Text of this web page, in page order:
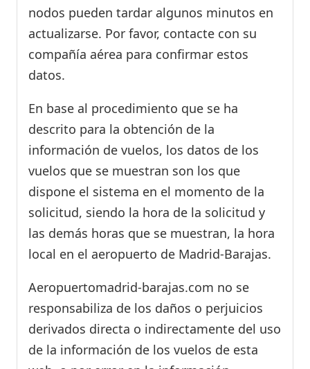
nodos pueden tardar algunos minutos en
actualizarse. Por favor, contacte con su
compañía aérea para confirmar estos
datos.
En base al procedimiento que se ha
descrito para la obtención de la
información de vuelos, los datos de los
vuelos que se muestran son los que
dispone el sistema en el momento de la
solicitud, siendo la hora de la solicitud y
las demás horas que se muestran, la hora
local en el aeropuerto de Madrid-Barajas.
Aeropuertomadrid-barajas.com no se
responsabiliza de los daños o perjuicios
derivados directa o indirectamente del uso
de la información de los vuelos de esta